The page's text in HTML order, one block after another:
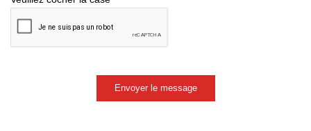
Envoyer le message